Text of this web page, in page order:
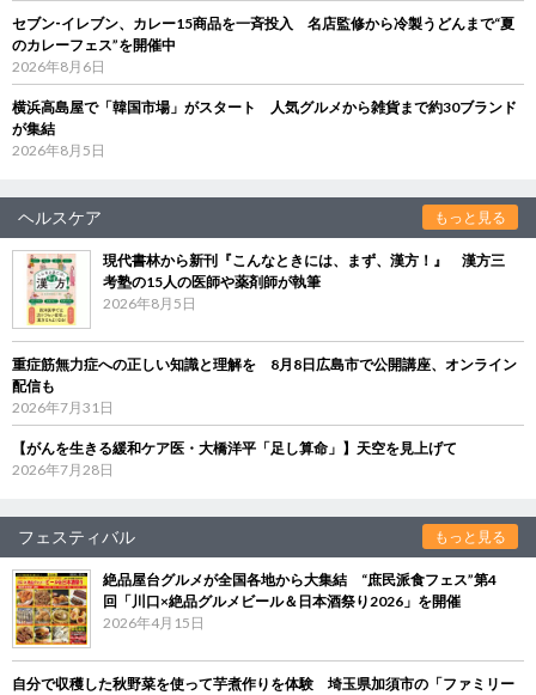
セブン‐イレブン、カレー15商品を一斉投入 名店監修から冷製うどんまで“夏
のカレーフェス”を開催中
2026年8月6日
横浜高島屋で「韓国市場」がスタート 人気グルメから雑貨まで約30ブランド
が集結
2026年8月5日
ヘルスケア もっと見る
現代書林から新刊『こんなときには、まず、漢方！』 漢方三
考塾の15人の医師や薬剤師が執筆
2026年8月5日
重症筋無力症への正しい知識と理解を 8月8日広島市で公開講座、オンライン
配信も
2026年7月31日
【がんを生きる緩和ケア医・大橋洋平「足し算命」】天空を見上げて
2026年7月28日
フェスティバル もっと見る
絶品屋台グルメが全国各地から大集結 “庶民派食フェス”第4
回「川口×絶品グルメビール＆日本酒祭り2026」を開催
2026年4月15日
自分で収穫した秋野菜を使って芋煮作りを体験 埼玉県加須市の「ファミリー